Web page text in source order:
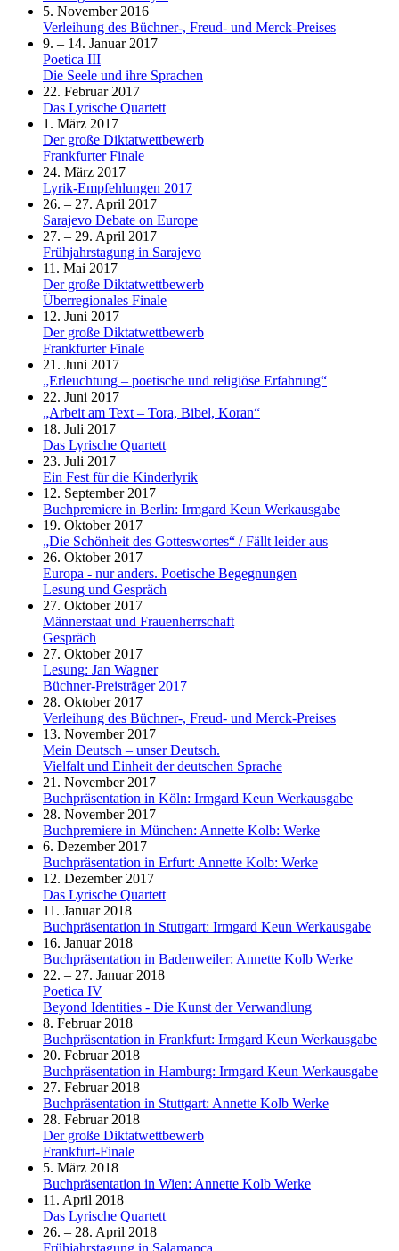
5. November 2016
Verleihung des Büchner-, Freud- und Merck-Preises
9. – 14. Januar 2017
Poetica III
Die Seele und ihre Sprachen
22. Februar 2017
Das Lyrische Quartett
1. März 2017
Der große Diktatwettbewerb
Frankfurter Finale
24. März 2017
Lyrik-Empfehlungen 2017
26. – 27. April 2017
Sarajevo Debate on Europe
27. – 29. April 2017
Frühjahrstagung in Sarajevo
11. Mai 2017
Der große Diktatwettbewerb
Überregionales Finale
12. Juni 2017
Der große Diktatwettbewerb
Frankfurter Finale
21. Juni 2017
„Erleuchtung – poetische und religiöse Erfahrung“
22. Juni 2017
„Arbeit am Text – Tora, Bibel, Koran“
18. Juli 2017
Das Lyrische Quartett
23. Juli 2017
Ein Fest für die Kinderlyrik
12. September 2017
Buchpremiere in Berlin: Irmgard Keun Werkausgabe
19. Oktober 2017
„Die Schönheit des Gotteswortes“ / Fällt leider aus
26. Oktober 2017
Europa - nur anders. Poetische Begegnungen
Lesung und Gespräch
27. Oktober 2017
Männerstaat und Frauenherrschaft
Gespräch
27. Oktober 2017
Lesung: Jan Wagner
Büchner-Preisträger 2017
28. Oktober 2017
Verleihung des Büchner-, Freud- und Merck-Preises
13. November 2017
Mein Deutsch – unser Deutsch.
Vielfalt und Einheit der deutschen Sprache
21. November 2017
Buchpräsentation in Köln: Irmgard Keun Werkausgabe
28. November 2017
Buchpremiere in München: Annette Kolb: Werke
6. Dezember 2017
Buchpräsentation in Erfurt: Annette Kolb: Werke
12. Dezember 2017
Das Lyrische Quartett
11. Januar 2018
Buchpräsentation in Stuttgart: Irmgard Keun Werkausgabe
16. Januar 2018
Buchpräsentation in Badenweiler: Annette Kolb Werke
22. – 27. Januar 2018
Poetica IV
Beyond Identities - Die Kunst der Verwandlung
8. Februar 2018
Buchpräsentation in Frankfurt: Irmgard Keun Werkausgabe
20. Februar 2018
Buchpräsentation in Hamburg: Irmgard Keun Werkausgabe
27. Februar 2018
Buchpräsentation in Stuttgart: Annette Kolb Werke
28. Februar 2018
Der große Diktatwettbewerb
Frankfurt-Finale
5. März 2018
Buchpräsentation in Wien: Annette Kolb Werke
11. April 2018
Das Lyrische Quartett
26. – 28. April 2018
Frühjahrstagung in Salamanca